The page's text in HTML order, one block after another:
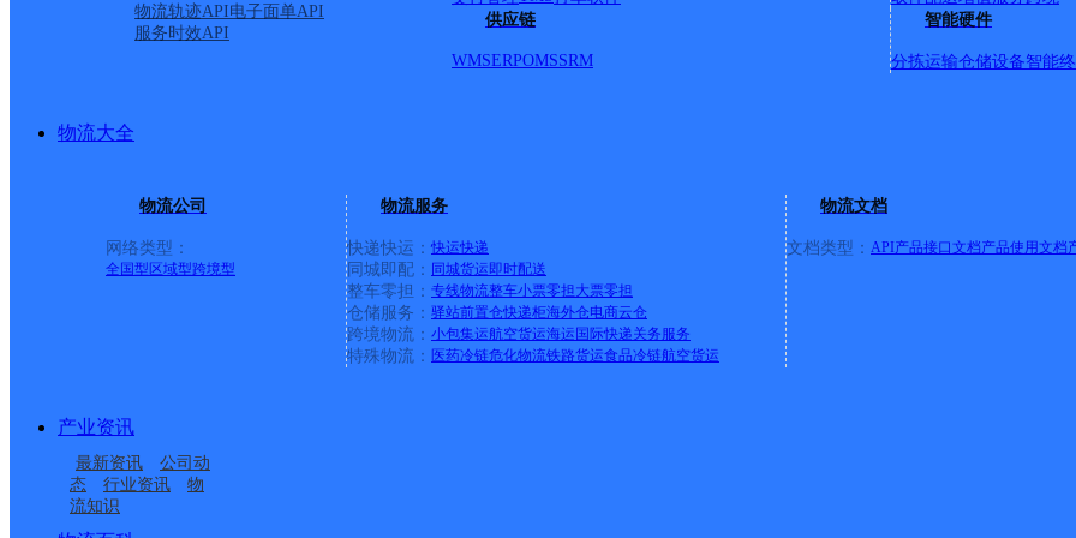
物流轨迹API电子面单API
服务时效API
供应链
WMSERPOMSSRM
智能硬件
分拣运输仓储设备智能
物流大全
物流公司
网络类型：
全国型 区域型跨境型
物流服务
快递快运： 快运快递
同城即配： 同城货运即时配送
整车零担： 专线物流整车小票零担大票零担
仓储服务： 驿站前置仓快递柜海外仓电商云仓
跨境物流： 小包集运航空货运海运 国际快递关务服务
特殊物流： 医药冷链危化物流铁路货运食品冷链航空货运
物流文档
文档类型： API产品接口文档产品使用文档
产业资讯
最新资讯
公司动
态
行业资讯
物
流知识
丽莎白小区；黄山农贸；指挥庄社区；埠前店社区；东正颐景园；皇山花园三期；黄山城；东夷博物馆；沂河水上游乐园；
社区；玫瑰园小区；临工路131号；迪尚御园小区；沈阳路23号；沈阳路21号；芝麻墩路；合肥路1号；合肥路2号；沂河路
正直检测；沂河路1号；沂河路2号；沂河路3号；沂河路4号；沂河路5号；沂河路6号；经济开发区管委会；中关村软件园；
郡花园；魅力之城；毛屯村；东兰墩小区；东兰墩村；西兰墩村；前兰墩村；百易佳装饰城；御河湾小区；中创建材城；美
土蜂机械；京华钢材；宏巨钢材；金阳钢管；朱家建材城；国际建材城；国新建材；沃尔沃路5号；沃尔沃路6号；沃尔沃路7
园；莱茵国际；园丁花园；文博苑；临沂一中南校区；福布斯湾；芝麻墩党委；芝麻墩派出所；滨河花苑；东城社区；沂河路
路35号；昆明路48号；昆明路37号；昆明路50号；联邦路18号；临工路107号；临工路115号；临工路117号；临工路119号；
光小区；日月城小区；掌舵东岸小区；皇山花园；经开水务；临沂宾馆；临沂海关；巩村社区汇海隆家具街；北方国际五金
械；中山路32号；中山路28号；恒泰装饰；秋香食品；友臣食品；中山路22号；绿威电动；韦官庄；凯洋医疗；科新机械；
汇恒卫浴；天成钢构；永华集团；原尚物流；振亚冷库；绿典木艺；逍达五金；蓝天锅炉；联塑科技；天元产业基地；金方
至美标识；众友生物；广亚铝业；鸿博塑业；联创重工；双越驾照线缆；百盛能源；绿特佳；超运电雕；鲁一机械；天元101
成机械；华夏重工；中裕燃气；第三人民医院；康复中心；杏林花园；月亮湾社区；金轮机械；国众科技；永佳动力；华澳
天宠物；恒大绿洲；卓新天悦城；一品观园；滨河名邸；范沟村；薛店子；肖堰村；湾子村；金榜龙城；清华苑；南楼子；
焕龙实业；德鑫机械；衍庆电器；科锐电子；宇顺物流；美联重工；浩宇科技；天辰重工；林辰实业；腾佳科技；正大机械
金泰鞋厂；临沂一中南校；梅埠街道；肿瘤医院工地；永旺超市；恒大绿洲工程项目部；沂蒙文化中心；王桥村；李石河村
验小学南校区；零食部落；紫云府；湾子社区；龙门花园；海博一江阅；绿威电子；信邦生物；友康生物；秦岭村；德鑫北